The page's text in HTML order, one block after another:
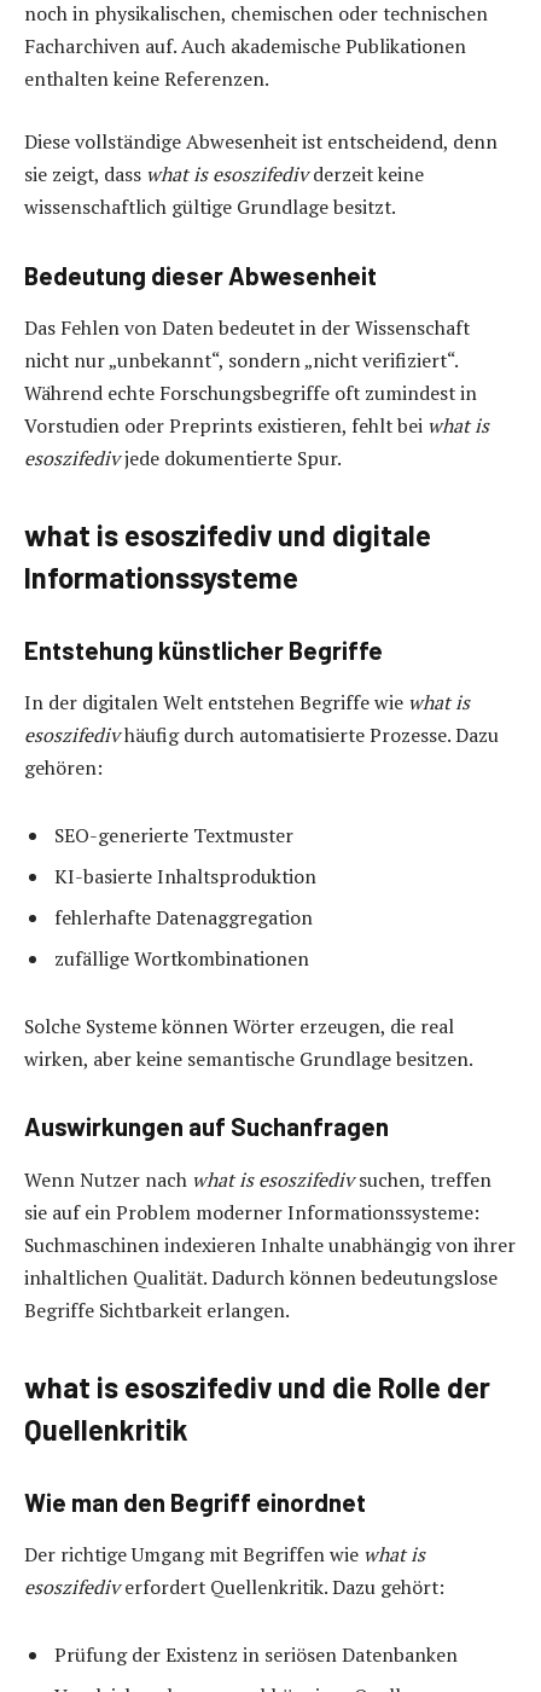
noch in physikalischen, chemischen oder technischen
Facharchiven auf. Auch akademische Publikationen
enthalten keine Referenzen.
Diese vollständige Abwesenheit ist entscheidend, denn
sie zeigt, dass what is esoszifedivderzeit keine
wissenschaftlich gültige Grundlage besitzt.
Bedeutung dieser Abwesenheit
Das Fehlen von Daten bedeutet in der Wissenschaft
nicht nur „unbekannt“, sondern „nicht verifiziert“.
Während echte Forschungsbegriffe oft zumindest in
Vorstudien oder Preprints existieren, fehlt bei what is
esoszifedivjede dokumentierte Spur.
what is esoszifediv und digitale
Informationssysteme
Entstehung künstlicher Begriffe
In der digitalen Welt entstehen Begriffe wie what is
esoszifedivhäufig durch automatisierte Prozesse. Dazu
gehören:
SEO-generierte Textmuster
KI-basierte Inhaltsproduktion
fehlerhafte Datenaggregation
zufällige Wortkombinationen
Solche Systeme können Wörter erzeugen, die real
wirken, aber keine semantische Grundlage besitzen.
Auswirkungen auf Suchanfragen
Wenn Nutzer nach what is esoszifedivsuchen, treffen
sie auf ein Problem moderner Informationssysteme:
Suchmaschinen indexieren Inhalte unabhängig von ihrer
inhaltlichen Qualität. Dadurch können bedeutungslose
Begriffe Sichtbarkeit erlangen.
what is esoszifediv und die Rolle der
Quellenkritik
Wie man den Begriff einordnet
Der richtige Umgang mit Begriffen wie what is
esoszifediverfordert Quellenkritik. Dazu gehört:
Prüfung der Existenz in seriösen Datenbanken